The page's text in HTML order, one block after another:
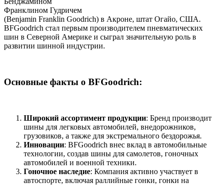
Франклином Гудричем
(Benjamin Franklin Goodrich) в Акроне, штат Огайо, США.
BFGoodrich стал первым производителем пневматических
шин в Северной Америке и сыграл значительную роль в
развитии шинной индустрии.
Основные факты о BFGoodrich:
Широкий ассортимент продукции: Бренд производит
шины для легковых автомобилей, внедорожников,
грузовиков, а также для экстремального бездорожья.
Инновации: BFGoodrich внес вклад в автомобильные
технологии, создав шины для самолетов, гоночных
автомобилей и военной техники.
Гоночное наследие: Компания активно участвует в
автоспорте, включая раллийные гонки, гонки на